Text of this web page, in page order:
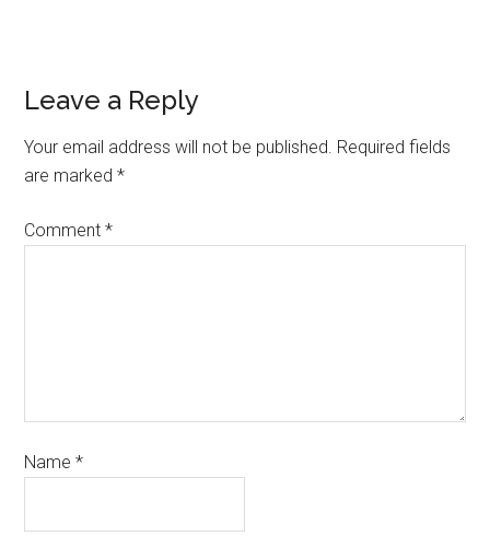
Leave a Reply
Your email address will not be published. Required fields
are marked*
Comment*
Name*